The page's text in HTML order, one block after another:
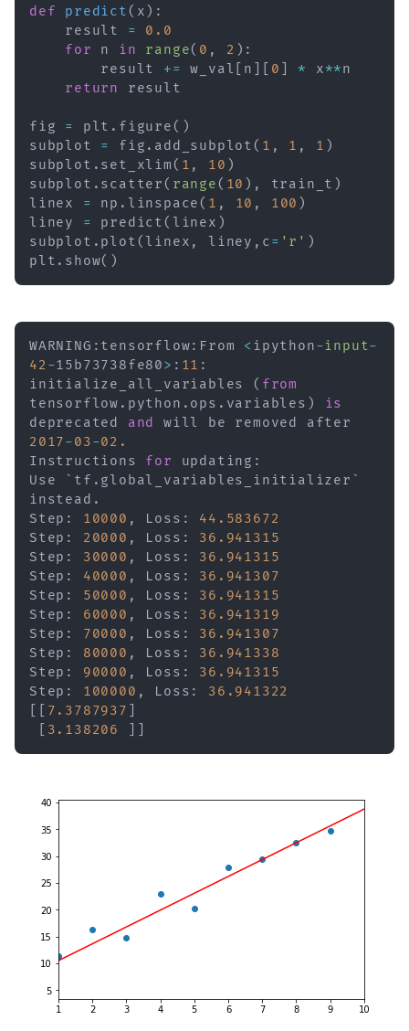
def predict ( x ) :
    result
=
0.0
for n in range( 0 , 2 ) :
        result
+= w_val n 0 * x**n
return
result
fig = plt . figure ( )
subplot = fig . add_subplot ( 1 , 1 , 1 )
subplot . set_xlim ( 1 , 10 )
subplot . scatter ( range ( 10 ) , train_t )
linex = np . linspace ( 1 , 10 , 100 )
liney = predict ( linex )
subplot . plot ( linex , liney , c = 'r' )
plt . show( )
WARNING : tensorflow: From <ipython-input-
42 -15b73738fe80> : 11 :
initialize_all_variables
( from
tensorflow . python . ops . variables )
is
deprecated and
2017-03-02.
Instructions for updating :
Use `tf . global_variables_initializer`
instead .
Step : 10000 , Loss :
44.583672
Step : 20000 , Loss :
36.941315
Step : 30000 , Loss :
36.941315
Step : 40000 , Loss :
36.941307
Step : 50000 , Loss :
36.941315
Step : 60000 , Loss :
36.941319
Step : 70000 , Loss :
36.941307
Step : 80000 , Loss :
36.941338
Step : 90000 , Loss :
36.941315
Step : 100000 , Loss :
36.941322
7.3787937
3.138206